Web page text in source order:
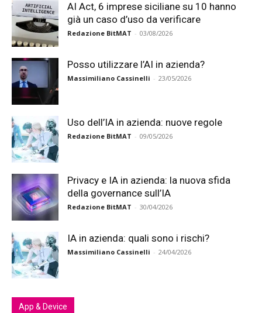
AI Act, 6 imprese siciliane su 10 hanno
già un caso d’uso da verificare
Redazione BitMAT - 03/08/2026
Posso utilizzare l’AI in azienda?
Massimiliano Cassinelli - 23/05/2026
Uso dell’IA in azienda: nuove regole
Redazione BitMAT - 09/05/2026
Privacy e IA in azienda: la nuova sfida
della governance sull’IA
Redazione BitMAT - 30/04/2026
IA in azienda: quali sono i rischi?
Massimiliano Cassinelli - 24/04/2026
App & Device